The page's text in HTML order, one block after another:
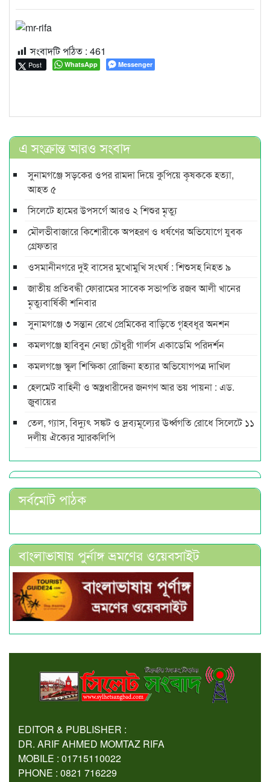
সংবাদটি পঠিত : 461
Post WhatsApp Messenger
এ সংক্রান্ত আরও সংবাদ
সুনামগঞ্জে সড়কের ওপর রামদা দিয়ে কুপিয়ে কৃষককে হত্যা,
আহত ৫
সিলেটে হামের উপসর্গে আরও ২ শিশুর মৃত্যু
মৌলভীবাজারে কিশোরীকে অপহরণ ও ধর্ষণের অভিযোগে যুবক
গ্রেফতার
ওসমানীনগরে দুই বাসের মুখোমুখি সংঘর্ষ : শিশুসহ নিহত ৯
জাতীয় প্রতিবন্ধী ফোরামের সাবেক সভাপতি রজব আলী খানের
মৃত্যুবার্ষিকী শনিবার
সুনামগঞ্জে ৩ সন্তান রেখে প্রেমিকের বাড়িতে গৃহবধূর অনশন
কমলগঞ্জে হাবিবুন নেছা চৌধুরী গার্লস একাডেমি পরিদর্শন
কমলগঞ্জে স্কুল শিক্ষিকা রোজিনা হত্যার অভিযোগপত্র দাখিল
হেলমেট বাহিনী ও অস্ত্রধারীদের জনগণ আর ভয় পায়না : এড.
জুবায়ের
তেল, গ্যাস, বিদ্যুৎ সঙ্কট ও দ্রব্যমূল্যের ঊর্ধ্বগতি রোধে সিলেটে ১১
দলীয় ঐক্যের স্মারকলিপি
সর্বমোট পাঠক
বাংলাভাষায় পুর্নাঙ্গ ভ্রমণের ওয়েবসাইট
EDITOR & PUBLISHER :
DR. ARIF AHMED MOMTAZ RIFA
MOBILE : 01715110022
PHONE : 0821 716229